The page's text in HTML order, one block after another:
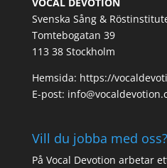
VOCAL DEVOTION
Svenska Sång &
Tomtebogatan 39
113 38 Stockholm
Hemsida: https://
E-post:
Vill du jobba med oss?
På Vocal Devotion arbetar